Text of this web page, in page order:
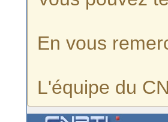
En vous
L'équipe du